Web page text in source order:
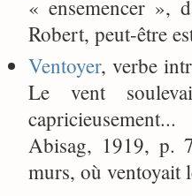
« ensemencer »,
Robert, peut-être
Ventoyer, verbe
Le vent
Abisag, 1919, p.
murs, où